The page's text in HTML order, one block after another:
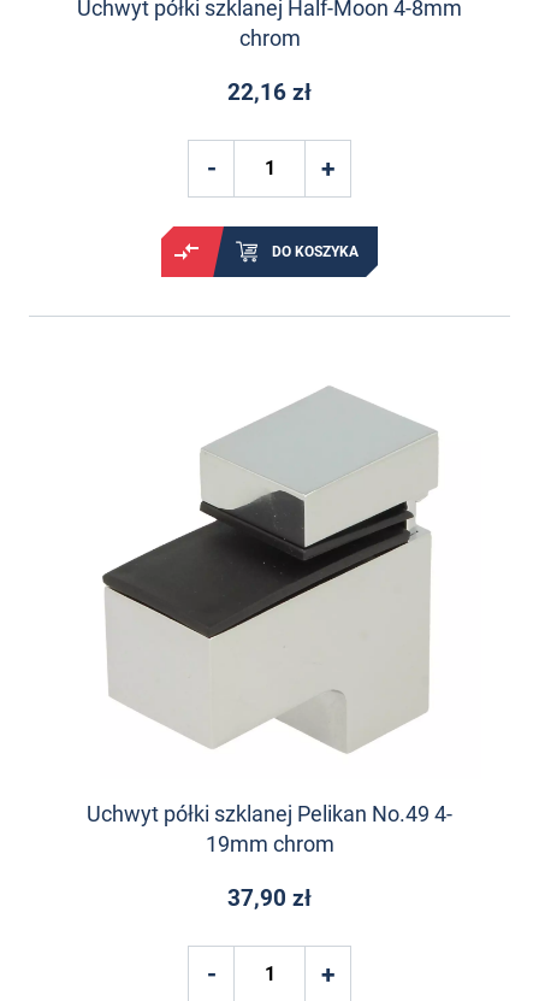
Uchwyt półki szklanej Half-Moon 4-8mm
chrom
22,16 zł
DO KOSZYKA
Uchwyt półki szklanej Pelikan No.49 4-
19mm chrom
37,90 zł